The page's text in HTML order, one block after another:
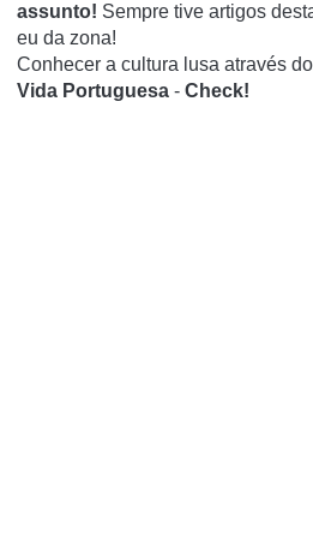
assunto! Sempre tive artigos
eu da zona!
Conhecer a cultura lusa através
Vida Portuguesa - Check!